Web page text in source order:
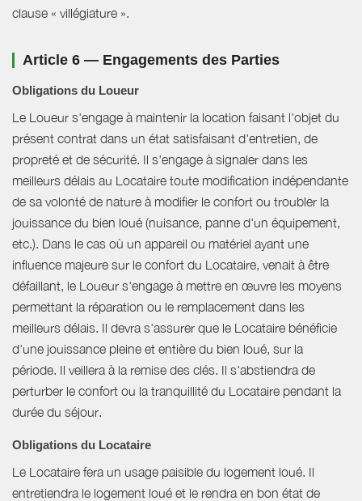
clause « villégiature ».
Article 6 — Engagements des Parties
Obligations du Loueur
Le Loueur s'engage à maintenir la location faisant l'objet du
présent contrat dans un état satisfaisant d'entretien, de
propreté et de sécurité. Il s'engage à signaler dans les
meilleurs délais au Locataire toute modification indépendante
de sa volonté de nature à modifier le confort ou troubler la
jouissance du bien loué (nuisance, panne d'un équipement,
etc.). Dans le cas où un appareil ou matériel ayant une
influence majeure sur le confort du Locataire, venait à être
défaillant, le Loueur s'engage à mettre en œuvre les moyens
permettant la réparation ou le remplacement dans les
meilleurs délais. Il devra s'assurer que le Locataire bénéficie
d'une jouissance pleine et entière du bien loué, sur la
période. Il veillera à la remise des clés. Il s'abstiendra de
perturber le confort ou la tranquillité du Locataire pendant la
durée du séjour.
Obligations du Locataire
Le Locataire fera un usage paisible du logement loué. Il
entretiendra le logement loué et le rendra en bon état de